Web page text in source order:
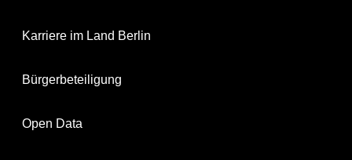
Karriere im Land Berlin
Bürgerbeteiligung
Open Data